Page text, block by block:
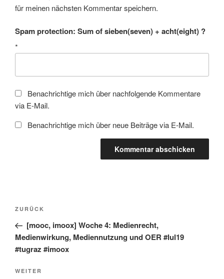
für meinen nächsten Kommentar speichern.
Spam protection: Sum of sieben(seven) + acht(eight) ?
*
Benachrichtige mich über nachfolgende Kommentare
via E-Mail.
Benachrichtige mich über neue Beiträge via E-Mail.
Beitragsnavigation
Vorheriger
Beitrag
ZURÜCK
[mooc, imoox] Woche 4: Medienrecht,
Medienwirkung, Mediennutzung und OER #lul19
#tugraz #imoox
Nächster
WEITER